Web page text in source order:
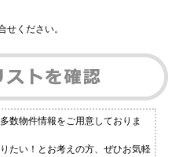
ください。
数物件情報をご用意しておりま
たい！とお考えの方、ぜひお気軽